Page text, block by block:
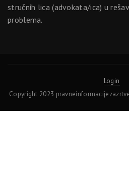
stručnih lica (advokata/ica) u
problema.
Login
Copyright 2023